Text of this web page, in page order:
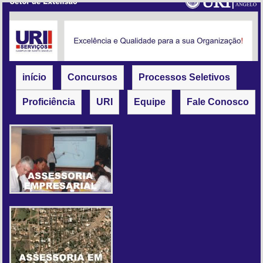
início Concursos Processos Seletivos
Proficiência URI Equipe Fale Conosco